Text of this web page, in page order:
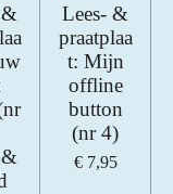
Lees- &
praatplaa
t: Mijn
offline
button
(nr 4)
€ 7,95